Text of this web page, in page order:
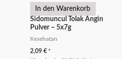
In den Warenkorb
Sidomuncul Tolak Angin
Pulver – 5x7g
Kesehatan
2,09€ *